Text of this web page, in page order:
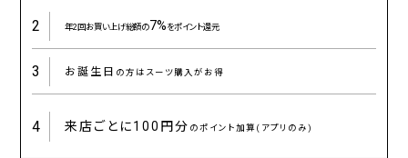
2 年2回お買い上げ総額の7%をポイント還元
3 お誕生日 の方はスーツ購入がお得
4 来店ごとに100円分 のポイント加算(アプリのみ)